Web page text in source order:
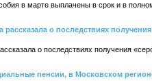
в марте выплачены в срок и в
о последствиях
о последствиях получения
пенсии, в Московском